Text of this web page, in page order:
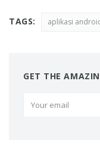
TAGS: aplikasi
GET THE